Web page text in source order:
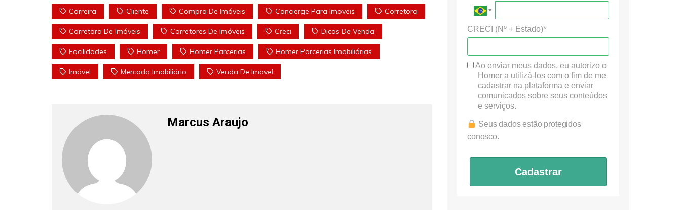
Carreira Cliente Compra De Imóveis Concierge Para Imoveis Corretora
Corretora De Imóveis Corretores De Imóveis Creci Dicas De Venda
Facilidades Homer Homer Parcerias Homer Parcerias Imobiliárias
Imóvel Mercado Imobiliário Venda De Imovel
Marcus Araujo
CRECI (Nº + Estado)*
Ao enviar meus dados, eu autorizo o
Homer a utilizá-los com o fim de me
cadastrar na plataforma e enviar
comunicados sobre seus conteúdos
e serviços.
Seus dados estão protegidos
conosco.
Cadastrar